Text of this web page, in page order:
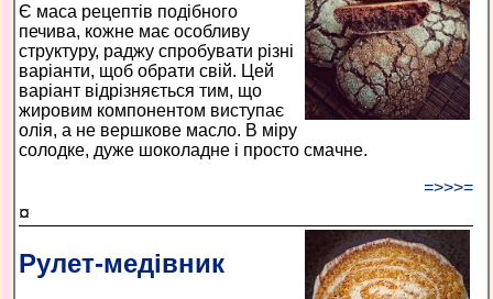
Є маса рецептів подібного
печива, кожне має особливу
структуру, раджу спробувати різні
варіанти, щоб обрати свій. Цей
варіант відрізняється тим, що
жировим компонентом виступає
олія, а не вершкове масло. В міру
солодке, дуже шоколадне і просто смачне.
=>>>=
¤
Рулет-медівник